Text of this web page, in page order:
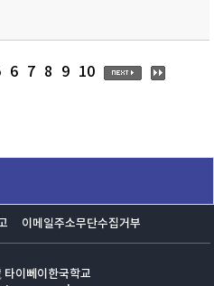
6 7 8 9
10
이메일주소무단수집거부
이뻬이한국학교